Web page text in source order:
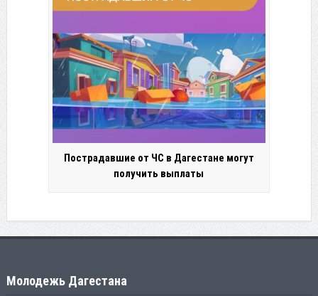
Пострадавшие от ЧС в Дагестане могут
получить выплаты
Молодежь Дагестана